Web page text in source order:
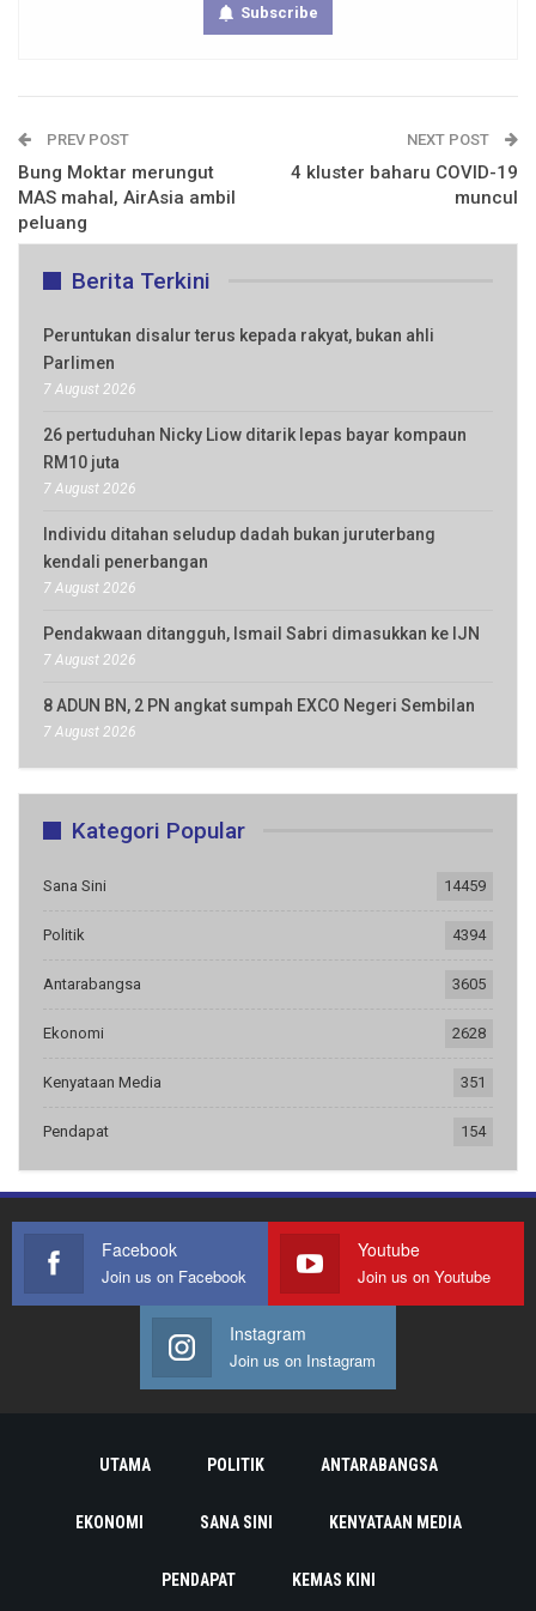
Subscribe
PREV POST
Bung Moktar merungut
MAS mahal, AirAsia ambil
peluang
NEXT POST
4 kluster baharu COVID-19
muncul
Berita Terkini
Peruntukan disalur terus kepada rakyat, bukan ahli
Parlimen
7 August 2026
26 pertuduhan Nicky Liow ditarik lepas bayar kompaun
RM10 juta
7 August 2026
Individu ditahan seludup dadah bukan juruterbang
kendali penerbangan
7 August 2026
Pendakwaan ditangguh, Ismail Sabri dimasukkan ke IJN
7 August 2026
8 ADUN BN, 2 PN angkat sumpah EXCO Negeri Sembilan
7 August 2026
Kategori Popular
Sana Sini 14459
Politik 4394
Antarabangsa 3605
Ekonomi 2628
Kenyataan Media 351
Pendapat 154
Facebook
Join us on Facebook
Youtube
Join us on Youtube
Instagram
Join us on Instagram
UTAMA POLITIK ANTARABANGSA
EKONOMI SANA SINI KENYATAAN MEDIA
PENDAPAT KEMAS KINI